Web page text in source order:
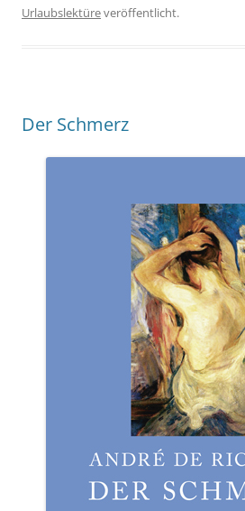
Urlaubslektüreveröffentlicht.
Der Schmerz